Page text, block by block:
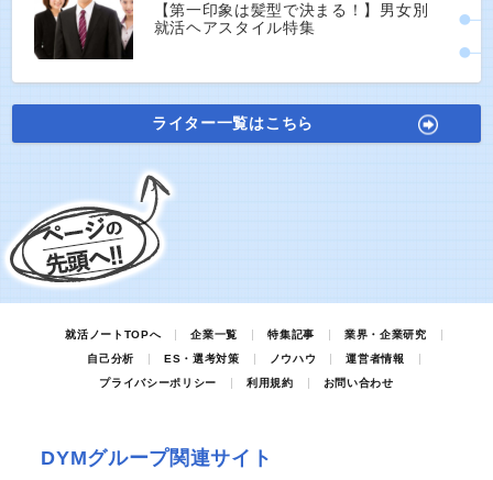
【第一印象は髪型で決まる！】男女別
就活ヘアスタイル特集
ライター一覧はこちら
就活ノートTOPへ 企業一覧 特集記事
業界・企業研究
自己分析
ES・選考対策 ノウハウ
運営者情報
プライバシーポリシー
利用規約 お問い合わせ
DYMグループ関連サイト